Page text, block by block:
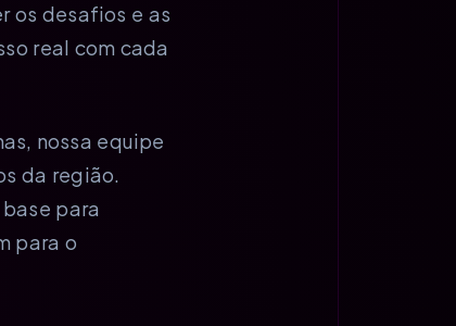
os desafios e as
real com cada
nossa equipe
da região.
para
para o